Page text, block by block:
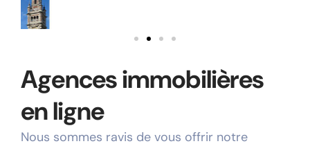
Agences immobilières
en ligne
Nous sommes ravis de vous offrir notre